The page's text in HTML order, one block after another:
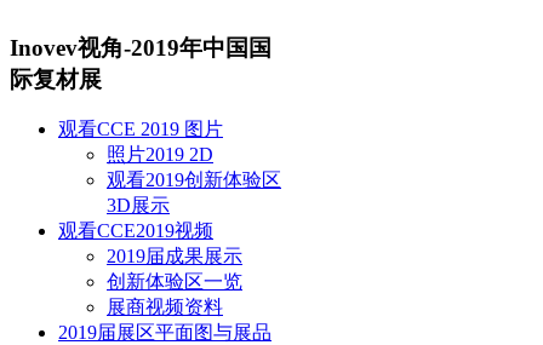
Inovev视角-2019年中国国
际复材展
观看CCE 2019 图片
照片2019 2D
观看2019创新体验区
3D展示
观看CCE2019视频
2019届成果展示
创新体验区一览
展商视频资料
2019届展区平面图与展品